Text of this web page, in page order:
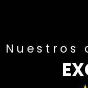
Nuestros